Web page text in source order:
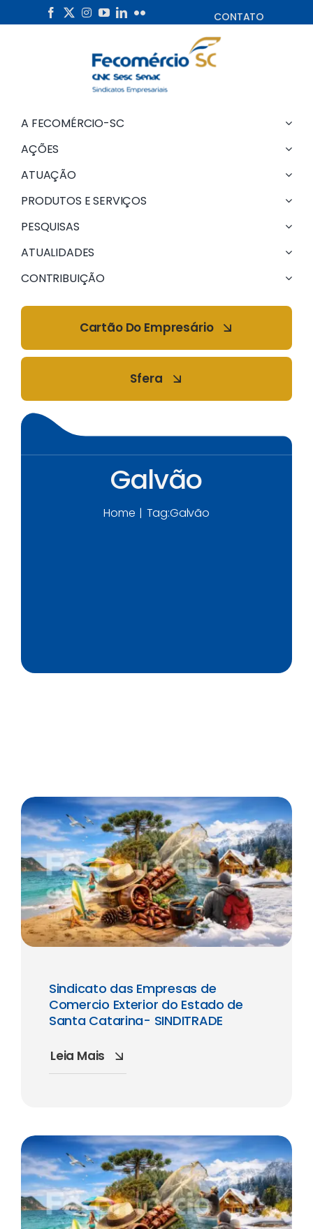
to
CONTATO
A FECOMÉRCIO-SC
AÇÕES
ATUAÇÃO
PRODUTOS E SERVIÇOS
PESQUISAS
ATUALIDADES
CONTRIBUIÇÃO
Cartão Do Empresário
Sfera
Galvão
Home Tag:Galvão
Sindicato das Empresas de
Comercio Exterior do Estado de
Santa Catarina- SINDITRADE
Leia Mais